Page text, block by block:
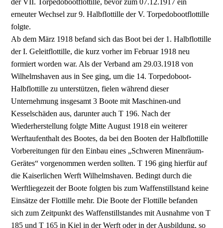
der VII. Torpedobootflottille, bevor zum 07.12.1917 ein
erneuter Wechsel zur 9. Halbflottille der V. Torpedobootflottille
folgte.
Ab dem März 1918 befand sich das Boot bei der 1. Halbflottille
der I. Geleitflottille, die kurz vorher im Februar 1918 neu
formiert worden war. Als der Verband am 29.03.1918 von
Wilhelmshaven aus in See ging, um die 14. Torpedoboot-
Halbflottille zu unterstützen, fielen während dieser
Unternehmung insgesamt 3 Boote mit Maschinen-und
Kesselschäden aus, darunter auch T 196. Nach der
Wiederherstellung folgte Mitte August 1918 ein weiterer
Werftaufenthalt des Bootes, da bei den Booten der Halbflottille
Vorbereitungen für den Einbau eines „Schweren Minenräum-
Gerätes“ vorgenommen werden sollten. T 196 ging hierfür auf
die Kaiserlichen Werft Wilhelmshaven. Bedingt durch die
Werftliegezeit der Boote folgten bis zum Waffenstillstand keine
Einsätze der Flottille mehr. Die Boote der Flottille befanden
sich zum Zeitpunkt des Waffenstillstandes mit Ausnahme von T
185 und T 165 in Kiel in der Werft oder in der Ausbildung, so